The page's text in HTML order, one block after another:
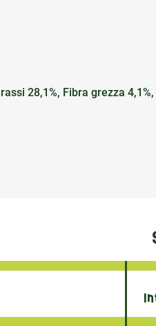
28,1%, Fibra grezza